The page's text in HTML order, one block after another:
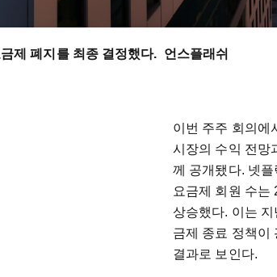
제 폐지를 최종 결정했다. 언스플래쉬
이번 주주 회의에
시장의 수익 전망
께 공개됐다. 넷
요금제 회원 수는
상승했다. 이는
금제 종료 정책이
결과로 보인다.